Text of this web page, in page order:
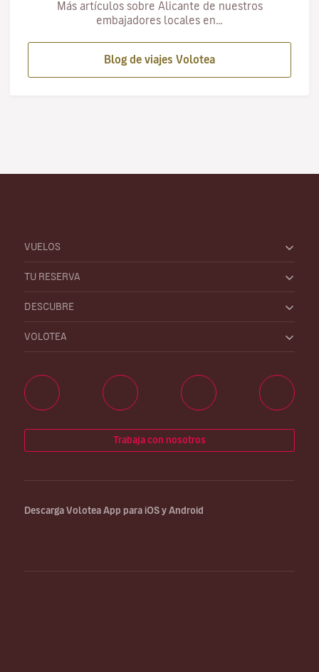
Más artículos sobre Alicante de nuestros
embajadores locales en…
Blog de viajes Volotea
VUELOS
TU RESERVA
DESCUBRE
VOLOTEA
Trabaja con nosotros
Descarga Volotea App para iOS y Android